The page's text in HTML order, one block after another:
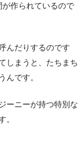
作られているので
んだりするのです
しまうと、たちまち
んです。
ーニーが持つ特別な
。